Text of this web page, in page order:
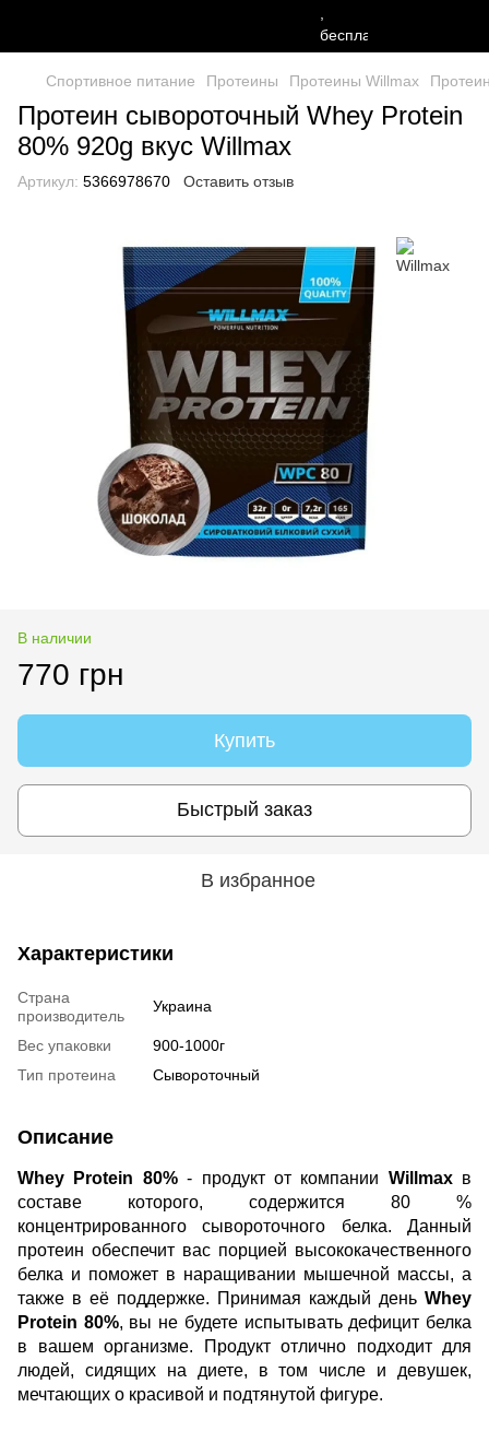
Спортивное питание Протеины Протеины Willmax
Протеин сывороточный Whey Protein
80% 920g вкус Willmax
Артикул: 5366978670 Оставить отзыв
В наличии
770 грн
Купить
Быстрый заказ
В избранное
Характеристики
Страна
производитель
Украина
Вес упаковки
900-1000г
Тип протеина
Сывороточный
Описание
Whey Protein 80%- продукт от компании Willmaxв
составе которого, содержится 80 %
концентрированного сывороточного белка. Данный
протеин обеспечит вас порцией высококачественного
белка и поможет в наращивании мышечной массы, а
также в её поддержке. Принимая каждый день Whey
Protein 80%, вы не будете испытывать дефицит белка
в вашем организме. Продукт отлично подходит для
людей, сидящих на диете, в том числе и девушек,
мечтающих о красивой и подтянутой фигуре.